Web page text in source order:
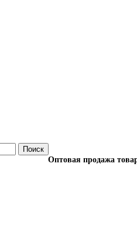
Поиск
Оптовая продажа